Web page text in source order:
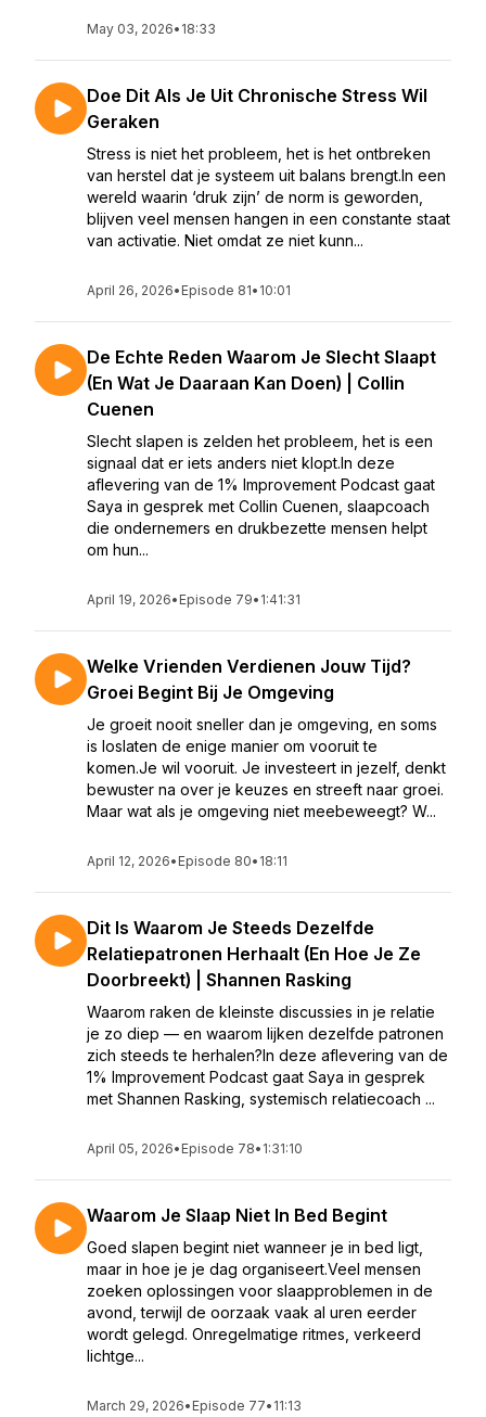
May 03, 2026• 18:33
Doe Dit Als Je Uit Chronische Stress Wil
Geraken
Stress is niet het probleem, het is het ontbreken
van herstel dat je systeem uit balans brengt.In een
wereld waarin ‘druk zijn’ de norm is geworden,
blijven veel mensen hangen in een constante staat
van activatie. Niet omdat ze niet kunn...
April 26, 2026• Episode 81• 10:01
De Echte Reden Waarom Je Slecht Slaapt
(En Wat Je Daaraan Kan Doen) | Collin
Cuenen
Slecht slapen is zelden het probleem, het is een
signaal dat er iets anders niet klopt.In deze
aflevering van de 1% Improvement Podcast gaat
Saya in gesprek met Collin Cuenen, slaapcoach
die ondernemers en drukbezette mensen helpt
om hun...
April 19, 2026• Episode 79• 1:41:31
Welke Vrienden Verdienen Jouw Tijd?
Groei Begint Bij Je Omgeving
Je groeit nooit sneller dan je omgeving, en soms
is loslaten de enige manier om vooruit te
komen.Je wil vooruit. Je investeert in jezelf, denkt
bewuster na over je keuzes en streeft naar groei.
Maar wat als je omgeving niet meebeweegt? W...
April 12, 2026• Episode 80• 18:11
Dit Is Waarom Je Steeds Dezelfde
Relatiepatronen Herhaalt (En Hoe Je Ze
Doorbreekt) | Shannen Rasking
Waarom raken de kleinste discussies in je relatie
je zo diep — en waarom lijken dezelfde patronen
zich steeds te herhalen?In deze aflevering van de
1% Improvement Podcast gaat Saya in gesprek
met Shannen Rasking, systemisch relatiecoach ...
April 05, 2026• Episode 78• 1:31:10
Waarom Je Slaap Niet In Bed Begint
Goed slapen begint niet wanneer je in bed ligt,
maar in hoe je je dag organiseert.Veel mensen
zoeken oplossingen voor slaapproblemen in de
avond, terwijl de oorzaak vaak al uren eerder
wordt gelegd. Onregelmatige ritmes, verkeerd
lichtge...
March 29, 2026• Episode 77• 11:13